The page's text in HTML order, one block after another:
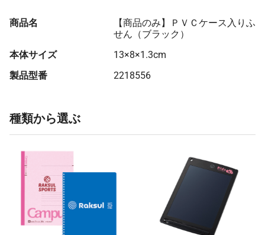
商品名
【商品のみ】ＰＶＣケース入りふ
せん（ブラック）
本体サイズ
13×8×1.3cm
製品型番
2218556
種類から選ぶ